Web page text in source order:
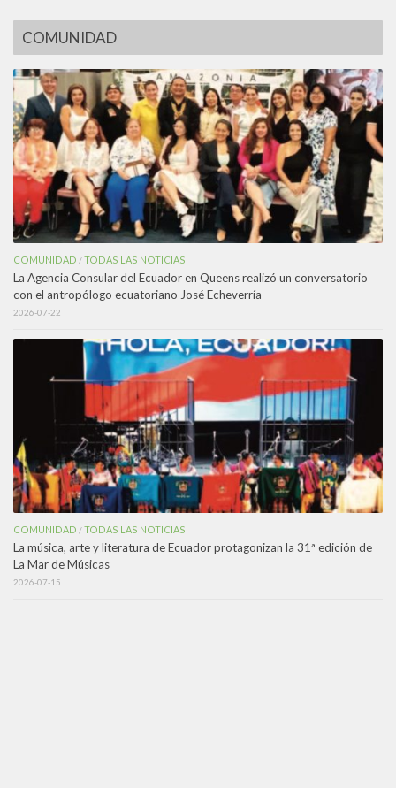
COMUNIDAD
COMUNIDAD /TODAS LAS NOTICIAS
La Agencia Consular del Ecuador en Queens realizó un conversatorio
con el antropólogo ecuatoriano José Echeverría
2026-07-22
COMUNIDAD /TODAS LAS NOTICIAS
La música, arte y literatura de Ecuador protagonizan la 31ª edición de
La Mar de Músicas
2026-07-15